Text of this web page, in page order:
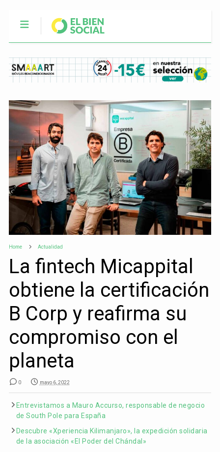
Home Actualidad
La fintech Micappital
obtiene la certificación
B Corp y reafirma su
compromiso con el
planeta
0 mayo 6, 2022
Entrevistamos a Mauro Accurso, responsable de negocio
de South Pole para España
Descubre «Xperiencia Kilimanjaro», la expedición solidaria
de la asociación «El Poder del Chándal»